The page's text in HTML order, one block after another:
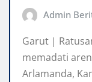
Admin
Garut |
memadati
Arlamanda,